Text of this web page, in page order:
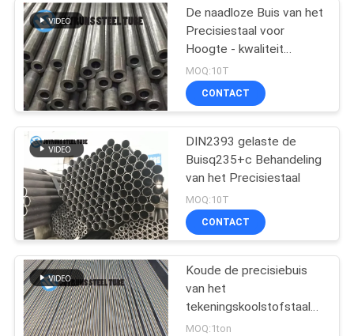
De Rol van de
aluminiumpijp
De Buizen van de
13
De naadloze Buis van het
Precisiestaal voor
Hoogte - kwaliteit
Productie
MOQ:10T
CONTACT
DIN2393 gelaste de
Buisq235+c Behandeling
van het Precisiestaal
MOQ:10T
CONTACT
Koude de precisiebuis
van het
tekeningskoolstofstaal
voor de Gaslentes
MOQ:1ton